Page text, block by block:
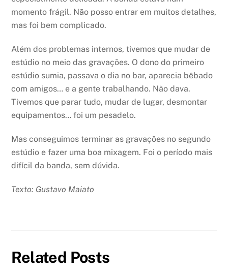
momento frágil. Não posso entrar em muitos detalhes,
mas foi bem complicado.
Além dos problemas internos, tivemos que mudar de
estúdio no meio das gravações. O dono do primeiro
estúdio sumia, passava o dia no bar, aparecia bêbado
com amigos… e a gente trabalhando. Não dava.
Tivemos que parar tudo, mudar de lugar, desmontar
equipamentos… foi um pesadelo.
Mas conseguimos terminar as gravações no segundo
estúdio e fazer uma boa mixagem. Foi o período mais
difícil da banda, sem dúvida.
Texto: Gustavo Maiato
Related Posts